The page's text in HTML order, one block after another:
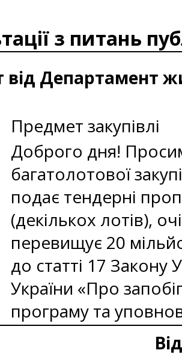
з питань
від Департамент
Предмет закупівлі
Доброго дня!
багатолотової
подає тендерні
(декількох лотів),
перевищує 20
до статті 17 Закону
України «Про
програму та